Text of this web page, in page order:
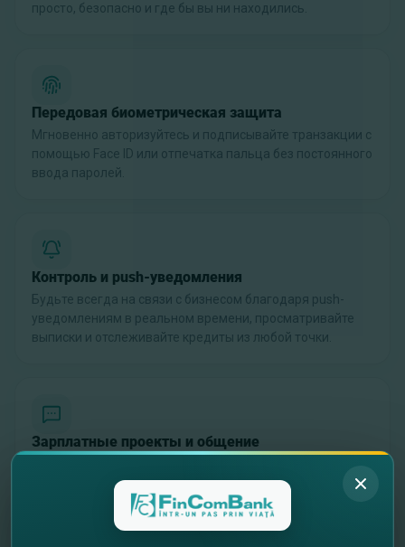
просто, безопасно и где бы вы ни находились.
Передовая биометрическая защита
Мгновенно авторизуйтесь и подписывайте транзакции с
помощью Face ID или отпечатка пальца без постоянного
ввода паролей.
Контроль и push-уведомления
Будьте всегда на связи с бизнесом благодаря push-
уведомлениям в реальном времени, просматривайте
выписки и отслеживайте кредиты из любой точки.
Зарплатные проекты и общение
неподписанные зарплатные ведомости прямо в
приложении и общайтесь с банком через безопасные